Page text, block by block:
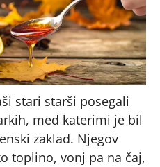
stari starši posegali
med katerimi je bil
zaklad. Njegov
toplino, vonj pa na čaj,